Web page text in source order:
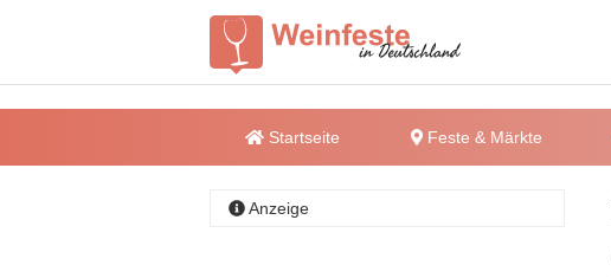
Startseite Feste & Märkte
Anzeige